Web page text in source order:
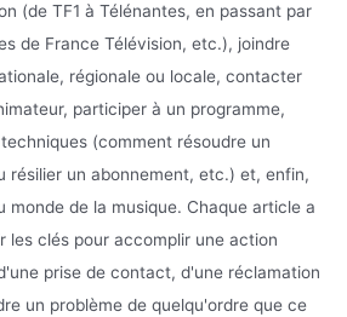
(de TF1 à Télénantes, en passant par
de France Télévision, etc.), joindre
régionale ou locale, contacter
participer à un programme,
(comment résoudre un
résilier un abonnement, etc.) et, enfin,
monde de la musique. Chaque article a
les clés pour accomplir une action
prise de contact, d'une réclamation
un problème de quelqu'ordre que ce